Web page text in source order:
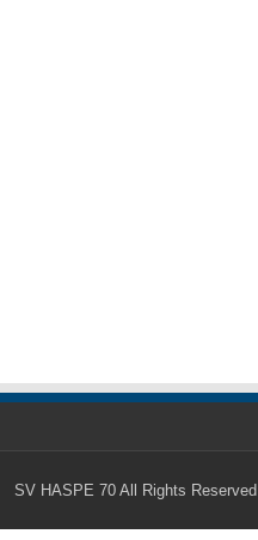
SV HASPE 70 All Rights Reserved